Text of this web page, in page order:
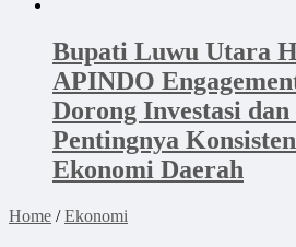
Bupati Luwu Utara
APINDO
Dorong Investasi dan
Pentingnya
Ekonomi Daerah
Home /Ekonomi